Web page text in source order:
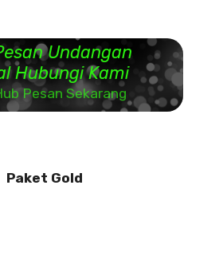
Undangan
Hubungi Kami
Pesan Sekarang
Paket Gold